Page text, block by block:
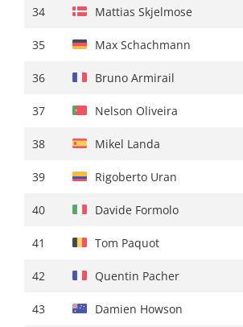
34 Mattias Skjelmose
35 Max Schachmann
36 Bruno Armirail
37 Nelson Oliveira
38 Mikel Landa
39 Rigoberto Uran
40 Davide Formolo
41 Tom Paquot
42 Quentin Pacher
43 Damien Howson
34 Gianmarco Garofoli
35 Mikel Landa
36 Orluis Aular
37 Jai Hindley
38 Marc Soler
39 Carlos Rodriguez
40 Txomin Juaristi
41 Andrea Bagioli
42 Gorka Izagirre
43 Steff Cras